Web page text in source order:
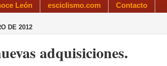
León esciclismo.com Contacto
DE 2012
adquisiciones.